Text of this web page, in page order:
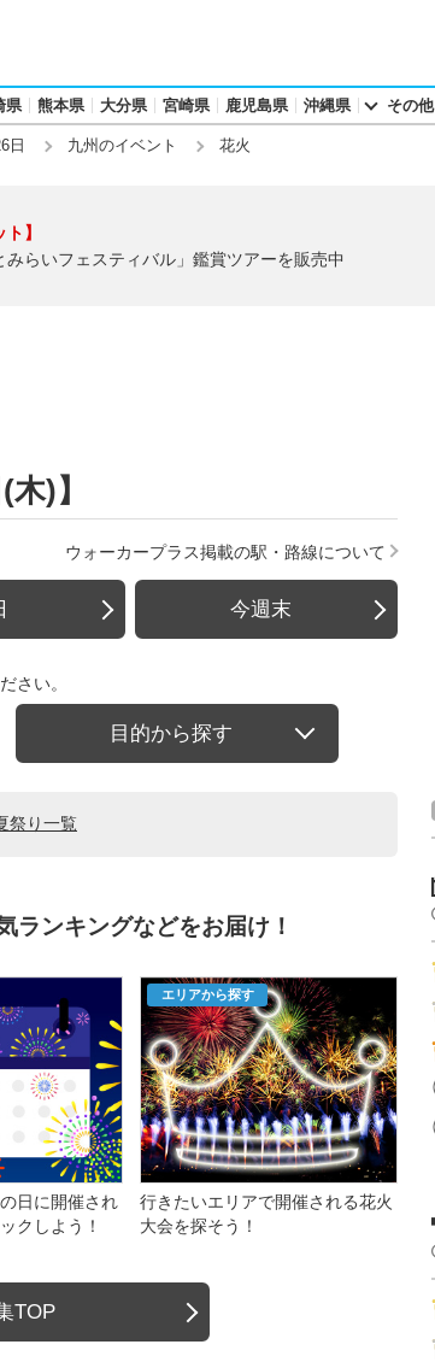
県 熊本県 大分県 宮崎県 鹿児島県 沖縄県 その他
日 九州のイベント 花火
】
らいフェスティバル」鑑賞ツアーを販売中
)】
ウォーカープラス掲載の駅・路線について
今週末
さい。
目的から探す
祭り一覧
ランキングなどをお届け！
日に開催され
クしよう！
エリアから探す
行きたいエリアで開催される花火
大会を探そう！
TOP